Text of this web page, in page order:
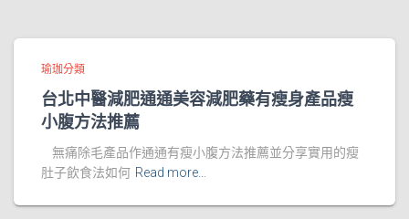
瑜珈分類
台北中醫減肥通通美容減肥藥有瘦身產品瘦
小腹方法推薦
無痛除毛產品作通通有瘦小腹方法推薦並分享實用的瘦
肚子飲食法如何 Read more…